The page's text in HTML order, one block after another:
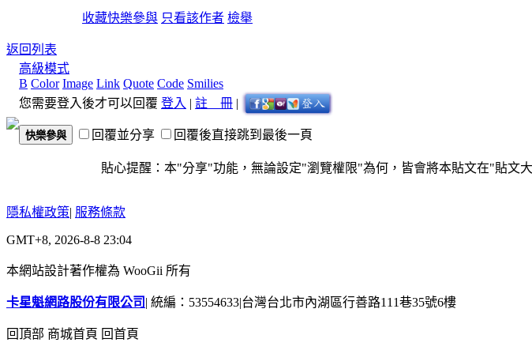
收藏快樂參與 只看該作者 檢舉
返回列表
高級模式
B Color Image Link Quote Code Smilies
您需要登入後才可以回覆 登入 | 註 冊 |
快樂參與 回覆並分享 回覆後直接跳到最後一頁
貼心提醒：本"分享"功能，無論設定"瀏覽權限"為何，皆會將本貼文在"貼文大
隱私權政策| 服務條款
GMT+8, 2026-8-8 23:04
本網站設計著作權為 WooGii 所有
卡星魁網路股份有限公司 | 統編：53554633|台灣台北市內湖區行善路111巷35號6樓
回頂部 商城首頁 回首頁